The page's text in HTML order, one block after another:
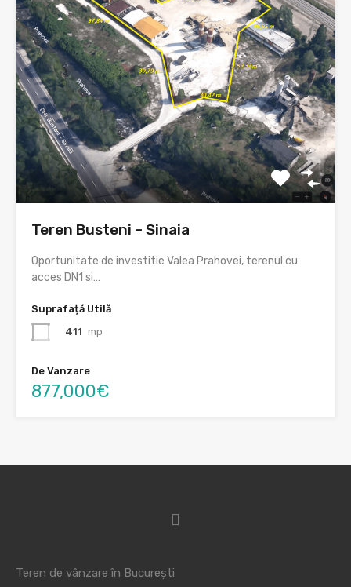
Teren Busteni – Sinaia
Oportunitate de investitie Valea Prahovei, terenul cu
acces DN1 si…
Suprafață Utilă
411 mp
De Vanzare
877,000€
Teren de vânzare în București